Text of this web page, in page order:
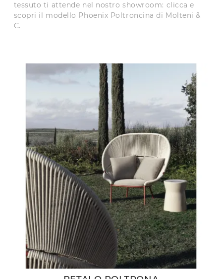
tessuto ti attende nel nostro showroom: clicca e
scopri il modello Phoenix Poltroncina di Molteni &
C.